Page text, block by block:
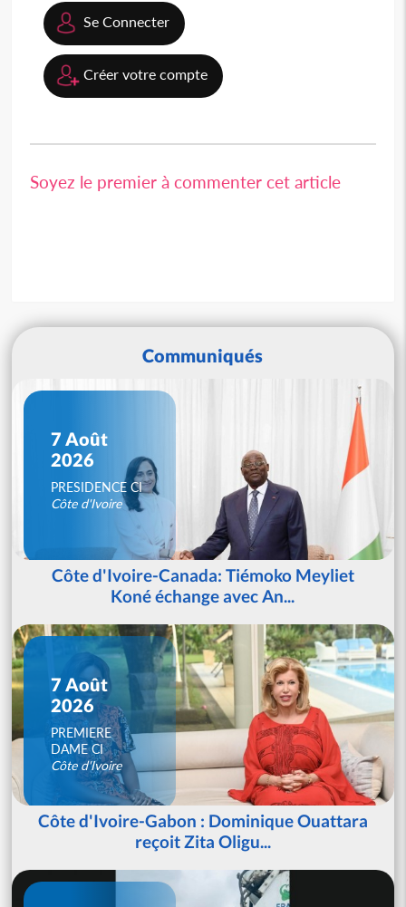
Se Connecter
Créer votre compte
Soyez le premier à commenter cet article
Communiqués
7 Août
2026
PRESIDENCE CI
Côte d'Ivoire
Côte d'Ivoire-Canada: Tiémoko Meyliet
Koné échange avec An...
7 Août
2026
PREMIERE
DAME CI
Côte d'Ivoire
Côte d'Ivoire-Gabon : Dominique Ouattara
reçoit Zita Oligu...